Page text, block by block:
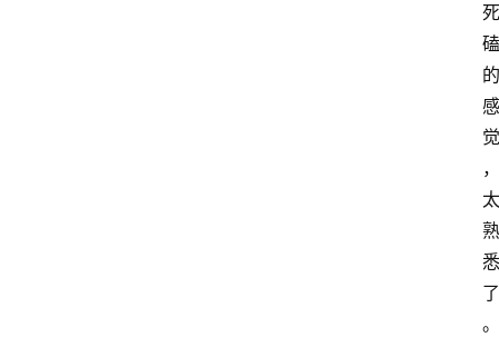
死
磕
的
感
觉
，
太
熟
悉
了
。